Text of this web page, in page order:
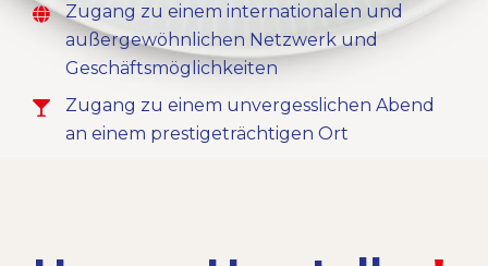
Zugang zu einem internationalen und
außergewöhnlichen Netzwerk und
Geschäftsmöglichkeiten
Zugang zu einem unvergesslichen Abend
an einem prestigeträchtigen Ort